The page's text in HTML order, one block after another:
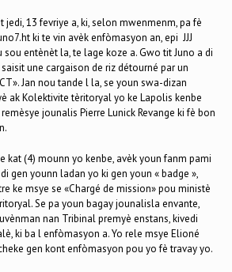
jedi, 13 fevriye a, ki, selon mwenmenm, pa fè
ki te vin avèk enfòmasyon an, epi JJJ
entènèt la, te lage koze a. Gwo tit Juno a di
une cargaison de riz détourné par un
Jan nou tande l la, se youn swa-dizan
ak Kolektivite tèritoryal yo ke Lapolis kenbe
jounalis Pierre Lunick Revange ki fè bon
kat (4) mounn yo kenbe, avèk youn fanm pami
gen younn ladan yo ki gen youn « badge »,
ke msye se «Chargé de mission» pou ministè
Se pa youn bagay jounalisla envante,
nan Tribinal premyè enstans, kivedi
ki ba l enfòmasyon a. Yo rele msye Elioné
gen kont enfòmasyon pou yo fè travay yo.